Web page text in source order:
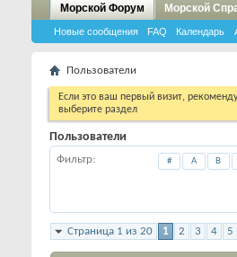
Морской Форум
Новые сообщения FAQ Календарь
Морской
Пользователи
Если это ваш первый визит,
выберите раздел
Пользователи
Фильтр # A B
Страница 1 из 20 1 2 3 4 5